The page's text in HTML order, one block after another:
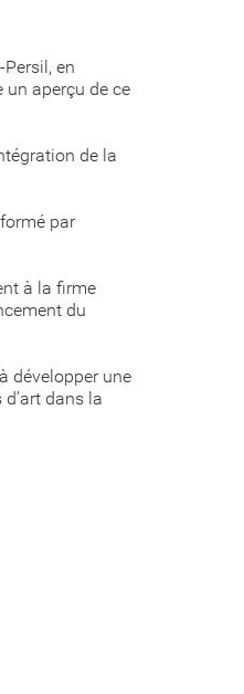
en
un aperçu de ce
de la
par
à la firme
du
développer une
dans la